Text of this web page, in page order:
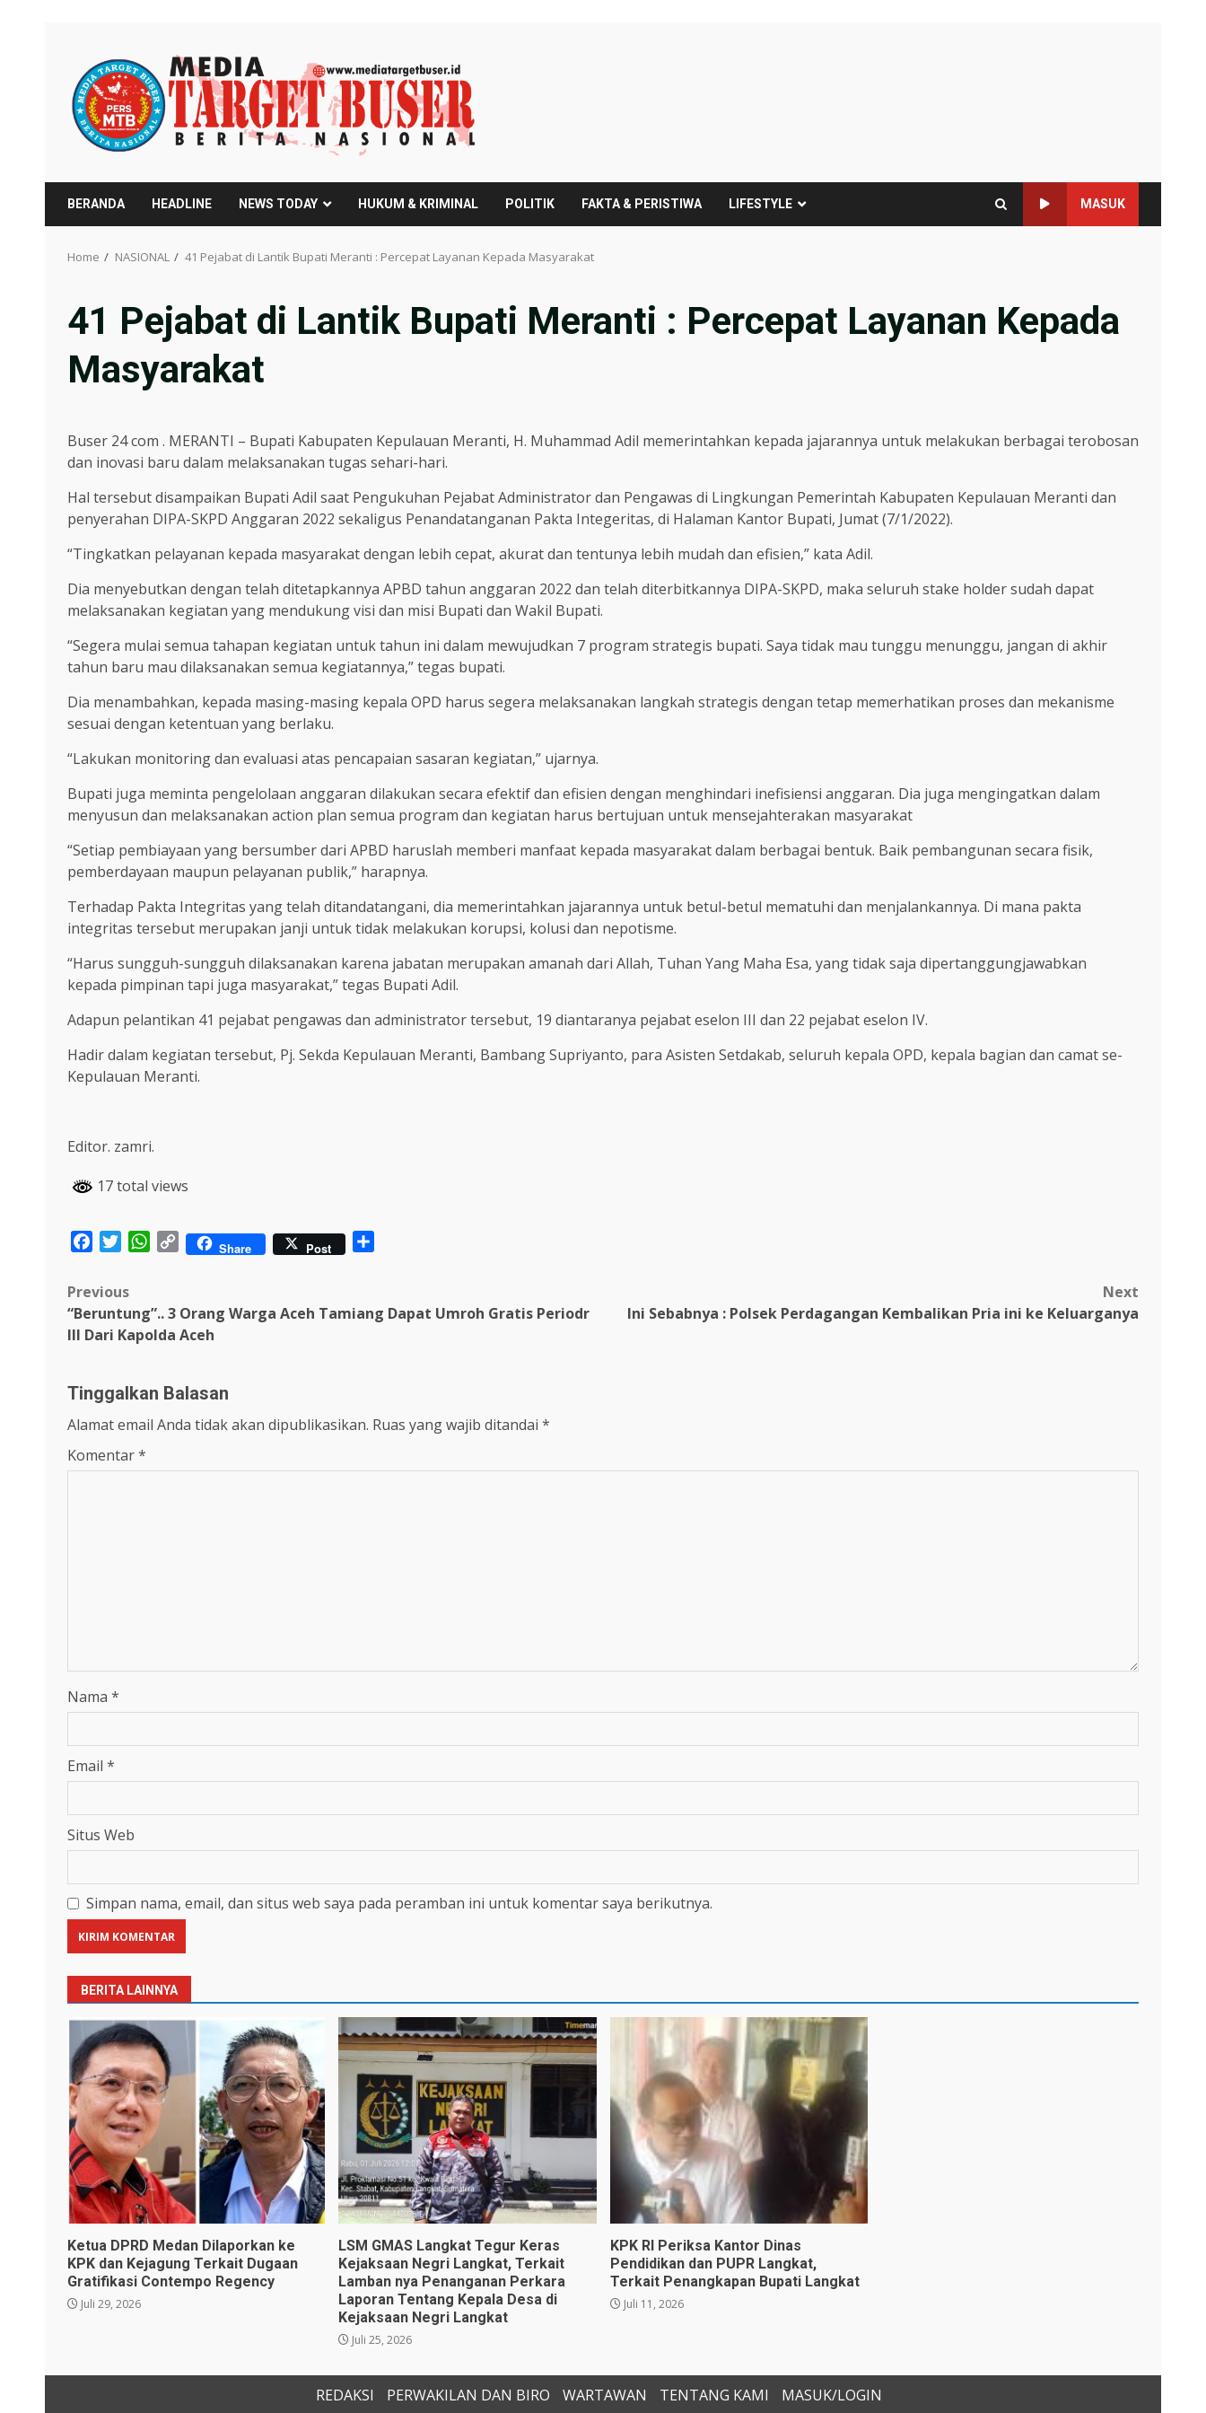
content
BERANDA HEADLINE NEWS TODAY HUKUM & KRIMINAL POLITIK FAKTA & PERISTIWA LIFESTYLE MASUK
Home NASIONAL 41 Pejabat di Lantik Bupati Meranti : Percepat Layanan Kepada Masyarakat
41 Pejabat di Lantik Bupati Meranti : Percepat Layanan Kepada
Masyarakat
Buser 24 com . MERANTI – Bupati Kabupaten Kepulauan Meranti, H. Muhammad Adil memerintahkan kepada jajarannya untuk melakukan berbagai terobosan
dan inovasi baru dalam melaksanakan tugas sehari-hari.
Hal tersebut disampaikan Bupati Adil saat Pengukuhan Pejabat Administrator dan Pengawas di Lingkungan Pemerintah Kabupaten Kepulauan Meranti dan
penyerahan DIPA-SKPD Anggaran 2022 sekaligus Penandatanganan Pakta Integeritas, di Halaman Kantor Bupati, Jumat (7/1/2022).
“Tingkatkan pelayanan kepada masyarakat dengan lebih cepat, akurat dan tentunya lebih mudah dan efisien,” kata Adil.
Dia menyebutkan dengan telah ditetapkannya APBD tahun anggaran 2022 dan telah diterbitkannya DIPA-SKPD, maka seluruh stake holder sudah dapat
melaksanakan kegiatan yang mendukung visi dan misi Bupati dan Wakil Bupati.
“Segera mulai semua tahapan kegiatan untuk tahun ini dalam mewujudkan 7 program strategis bupati. Saya tidak mau tunggu menunggu, jangan di akhir
tahun baru mau dilaksanakan semua kegiatannya,” tegas bupati.
Dia menambahkan, kepada masing-masing kepala OPD harus segera melaksanakan langkah strategis dengan tetap memerhatikan proses dan mekanisme
sesuai dengan ketentuan yang berlaku.
“Lakukan monitoring dan evaluasi atas pencapaian sasaran kegiatan,” ujarnya.
Bupati juga meminta pengelolaan anggaran dilakukan secara efektif dan efisien dengan menghindari inefisiensi anggaran. Dia juga mengingatkan dalam
menyusun dan melaksanakan action plan semua program dan kegiatan harus bertujuan untuk mensejahterakan masyarakat
“Setiap pembiayaan yang bersumber dari APBD haruslah memberi manfaat kepada masyarakat dalam berbagai bentuk. Baik pembangunan secara fisik,
pemberdayaan maupun pelayanan publik,” harapnya.
Terhadap Pakta Integritas yang telah ditandatangani, dia memerintahkan jajarannya untuk betul-betul mematuhi dan menjalankannya. Di mana pakta
integritas tersebut merupakan janji untuk tidak melakukan korupsi, kolusi dan nepotisme.
“Harus sungguh-sungguh dilaksanakan karena jabatan merupakan amanah dari Allah, Tuhan Yang Maha Esa, yang tidak saja dipertanggungjawabkan
kepada pimpinan tapi juga masyarakat,” tegas Bupati Adil.
Adapun pelantikan 41 pejabat pengawas dan administrator tersebut, 19 diantaranya pejabat eselon III dan 22 pejabat eselon IV.
Hadir dalam kegiatan tersebut, Pj. Sekda Kepulauan Meranti, Bambang Supriyanto, para Asisten Setdakab, seluruh kepala OPD, kepala bagian dan camat se-
Kepulauan Meranti.
Editor. zamri.
17 total views
FacebookTwitterWhatsApp
Copy Share Post
Post
navigation
Previous
“Beruntung”.. 3 Orang Warga Aceh Tamiang Dapat Umroh Gratis Periodr
III Dari Kapolda Aceh
Next
Ini Sebabnya : Polsek Perdagangan Kembalikan Pria ini ke Keluarganya
Tinggalkan Balasan
Alamat email Anda tidak akan dipublikasikan. Ruas yang wajib ditandai *
Komentar*
Nama *
Email *
Situs Web
Simpan nama, email, dan situs web saya pada peramban ini untuk komentar saya berikutnya.
BERITA LAINNYA
Ketua DPRD Medan Dilaporkan ke
KPK dan Kejagung Terkait Dugaan
Gratifikasi Contempo Regency
Juli 29, 2026
LSM GMAS Langkat Tegur Keras
Kejaksaan Negri Langkat, Terkait
Lamban nya Penanganan Perkara
Laporan Tentang Kepala Desa di
Kejaksaan Negri Langkat
Juli 25, 2026
KPK RI Periksa Kantor Dinas
Pendidikan dan PUPR Langkat,
Terkait Penangkapan Bupati Langkat
Juli 11, 2026
REDAKSI PERWAKILAN DAN BIRO WARTAWAN TENTANG KAMI MASUK/LOGIN